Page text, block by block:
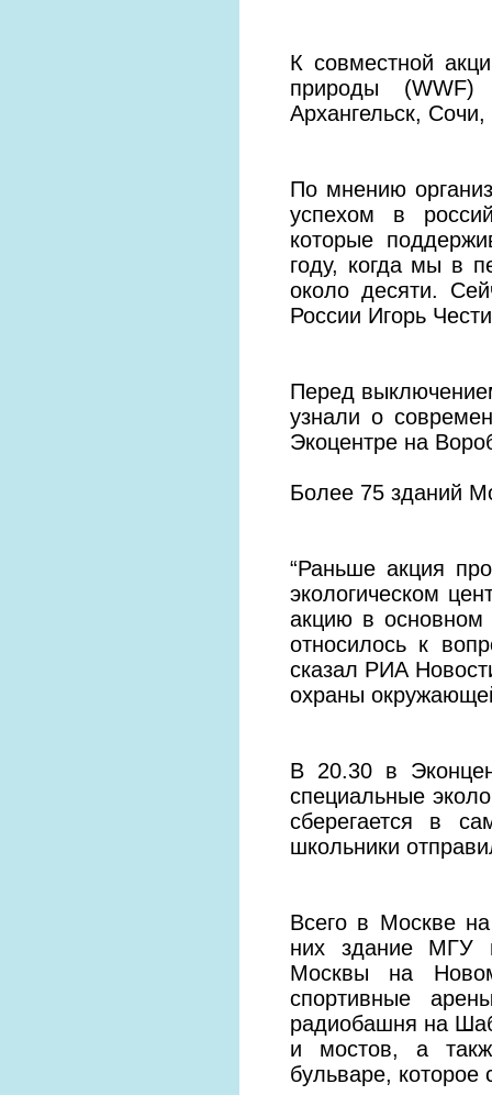
К совместной
природы (WWF)
Архангельск,
По мнению
успехом в
которые
году, когда мы в
около десяти.
России Игорь
Перед
узнали о
Экоцентре на
Более 75 зданий
“Раньше акция
экологическом
акцию в основном
относилось к
сказал РИА
охраны
В 20.30 в
специальные
сберегается в
школьники
Всего в Москве
них здание МГУ
Москвы на
спортивные
радиобашня на
и мостов, а
бульваре,